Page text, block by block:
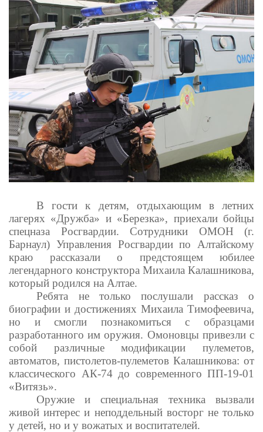
В гости к детям, отдыхающим в летних
лагерях «Дружба» и «Березка», приехали бойцы
спецназа Росгвардии. Сотрудники ОМОН (г.
Барнаул) Управления Росгвардии по Алтайскому
краю рассказали о предстоящем юбилее
легендарного конструктора Михаила Калашникова,
который родился на Алтае.
Ребята не только послушали рассказ о
биографии и достижениях Михаила Тимофеевича,
но и смогли познакомиться с образцами
разработанного им оружия. Омоновцы привезли с
собой различные модификации пулеметов,
автоматов, пистолетов-пулеметов Калашникова: от
классического АК-74 до современного ПП-19-01
«Витязь».
Оружие и специальная техника вызвали
живой интерес и неподдельный восторг не только
у детей, но и у вожатых и воспитателей.